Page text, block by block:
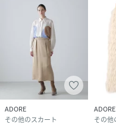
ADORE
その他のスカート
ADORE
その他